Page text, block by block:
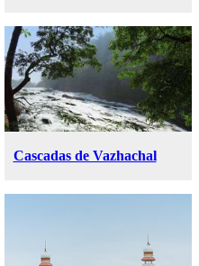
Cascadas de Vazhachal